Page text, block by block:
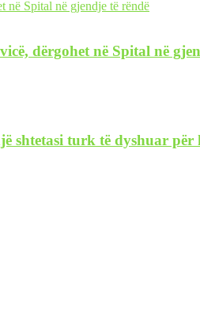
dërgohet në Spital në
shtetasi turk të dyshuar për